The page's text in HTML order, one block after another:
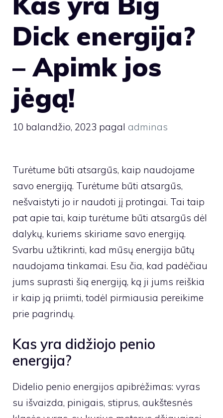
Dick energija?
– Apimk jos
jėgą!
10 balandžio, 2023 pagal adminas
Turėtume būti atsargūs, kaip naudojame
savo energiją. Turėtume būti atsargūs,
nešvaistyti jo ir naudoti jį protingai. Tai taip
pat apie tai, kaip turėtume būti atsargūs dėl
dalykų, kuriems skiriame savo energiją.
Svarbu užtikrinti, kad mūsų energija būtų
naudojama tinkamai. Esu čia, kad padėčiau
jums suprasti šią energiją, ką ji jums reiškia
ir kaip ją priimti, todėl pirmiausia pereikime
prie pagrindų.
Kas yra didžiojo penio
energija?
Didelio penio energijos apibrėžimas: vyras
su išvaizda, pinigais, stiprus, aukštesnės